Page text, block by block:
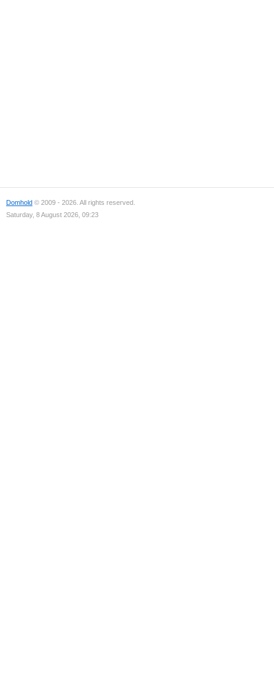
Domhold © 2009 - 2026. All rights reserved.
Saturday, 8 August 2026, 09:23